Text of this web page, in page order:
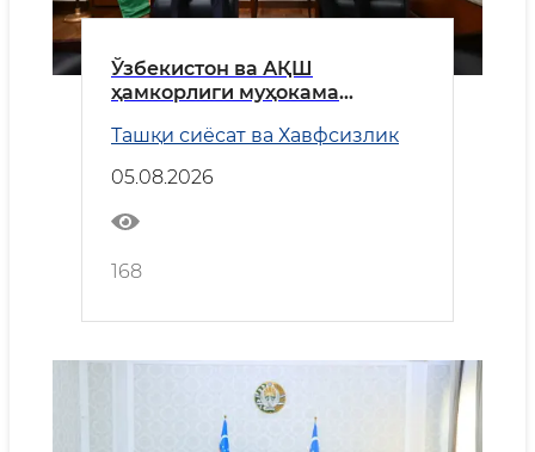
Ўзбекистон ва АҚШ
ҳамкорлиги муҳокама
Ташқи сиёсат ва Хавфсизлик
05.08.2026
168